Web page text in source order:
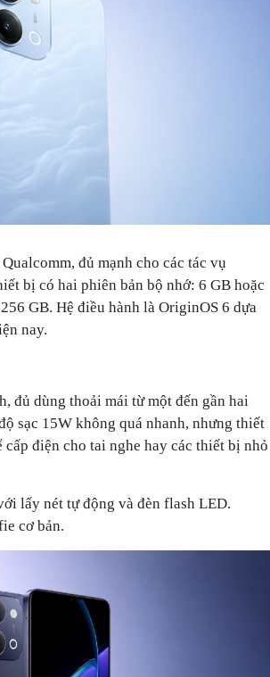
đủ mạnh cho các tác vụ
bị có hai phiên bản bộ nhớ: 6 GB hoặc
GB. Hệ điều hành là OriginOS 6 dựa
nay.
đủ dùng thoải mái từ một đến gần hai
sạc 15W không quá nhanh, nhưng thiết
điện cho tai nghe hay các thiết bị nhỏ
lấy nét tự động và đèn flash LED.
cơ bản.